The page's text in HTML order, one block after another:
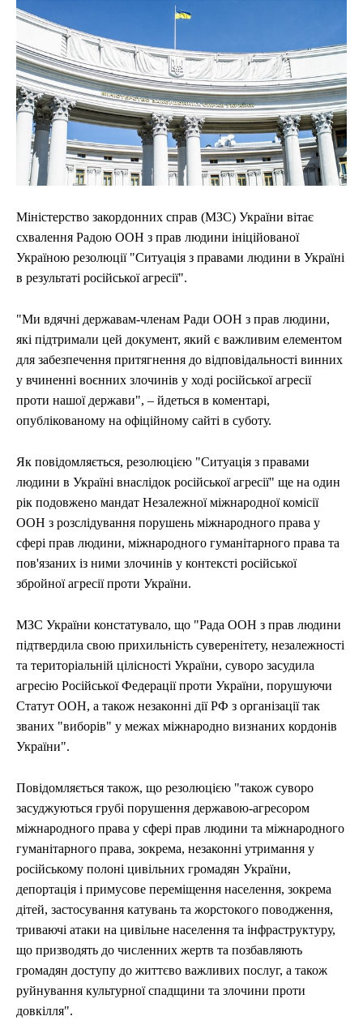
СПОРТ
СПОРТ
Міністерство закордонних справ (МЗС) України вітає
схвалення Радою ООН з прав людини ініційованої
Україною резолюції "Ситуація з правами людини в Україні
в результаті російської агресії".
"Ми вдячні державам-членам Ради ООН з прав людини,
які підтримали цей документ, який є важливим елементом
для забезпечення притягнення до відповідальності винних
у вчиненні воєнних злочинів у ході російської агресії
проти нашої держави", – йдеться в коментарі,
опублікованому на офіційному сайті в суботу.
Як повідомляється, резолюцією "Ситуація з правами
людини в Україні внаслідок російської агресії" ще на один
рік подовжено мандат Незалежної міжнародної комісії
ООН з розслідування порушень міжнародного права у
сфері прав людини, міжнародного гуманітарного права та
пов'язаних із ними злочинів у контексті російської
збройної агресії проти України.
МЗС України констатувало, що "Рада ООН з прав людини
підтвердила свою прихильність суверенітету, незалежності
та територіальній цілісності України, суворо засудила
агресію Російської Федерації проти України, порушуючи
Статут ООН, а також незаконні дії РФ з організації так
званих "виборів" у межах міжнародно визнаних кордонів
України".
Повідомляється також, що резолюцією "також суворо
засуджуються грубі порушення державою-агресором
міжнародного права у сфері прав людини та міжнародного
гуманітарного права, зокрема, незаконні утримання у
російському полоні цивільних громадян України,
депортація і примусове переміщення населення, зокрема
дітей, застосування катувань та жорстокого поводження,
триваючі атаки на цивільне населення та інфраструктуру,
що призводять до численних жертв та позбавляють
громадян доступу до життєво важливих послуг, а також
руйнування культурної спадщини та злочини проти
довкілля".